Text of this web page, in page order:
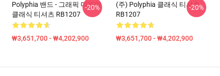
Polyphia 밴드 - 그래픽 디자인
클래식 티셔츠 RB1207
₩3,651,700 - ₩4,202,900
-20%
(주) Polyphia 클래식 티셔츠
RB1207
₩3,651,700 - ₩4,202,900
-20%